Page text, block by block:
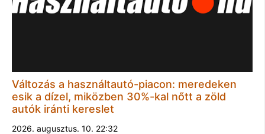
Változás a használtautó-piacon: meredeken
esik a dízel, miközben 30%-kal nőtt a zöld
autók iránti kereslet
2026. augusztus. 10. 22:32